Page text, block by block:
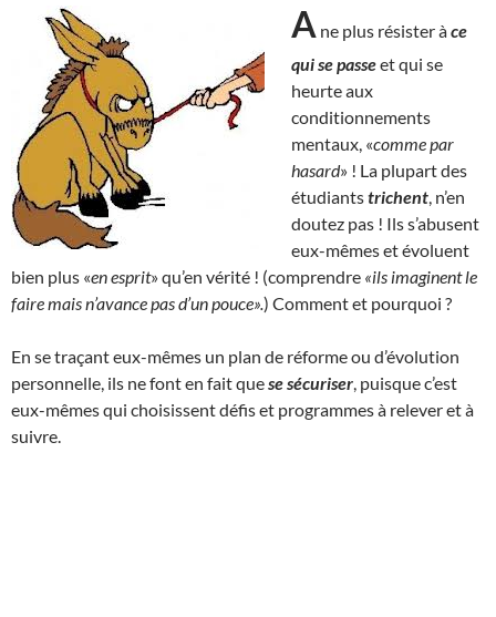
A ne plus résister àce
qui se passeet qui se
heurte aux
conditionnements
mentaux, «comme par
hasard» ! La plupart des
étudiantstrichent , n’en
doutez pas ! Ils s’abusent
eux-mêmes et évoluent
bien plus «en esprit» qu’en vérité ! (comprendre «ils imaginent le
faire mais n’avance pas d’un pouce».) Comment et pourquoi ?
En se traçant eux-mêmes un plan de réforme ou d’évolution
personnelle, ils ne font en fait quese sécuriser , puisque c’est
eux-mêmes qui choisissent défis et programmes à relever et à
suivre.